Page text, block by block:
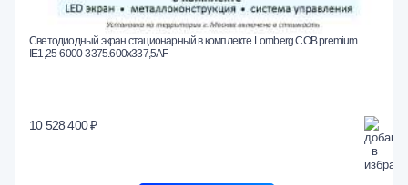
Светодиодный экран стационарный в комплекте Lomberg COB premium
IE1,25-6000-3375.600x337,5AF
10 528 400 ₽